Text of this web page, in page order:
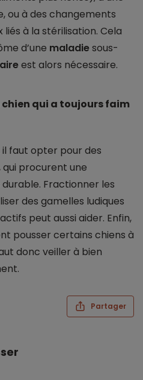
ou à des changements
à la stérilisation. Cela
d’une maladiesous-
est alors nécessaire.
qui a toujours faim
faut opter pour des
procurent une
Fractionner les
des gamelles ludiques
peut aussi aider. Enfin,
pousser certains chiens à
donc veiller à bien
Partager